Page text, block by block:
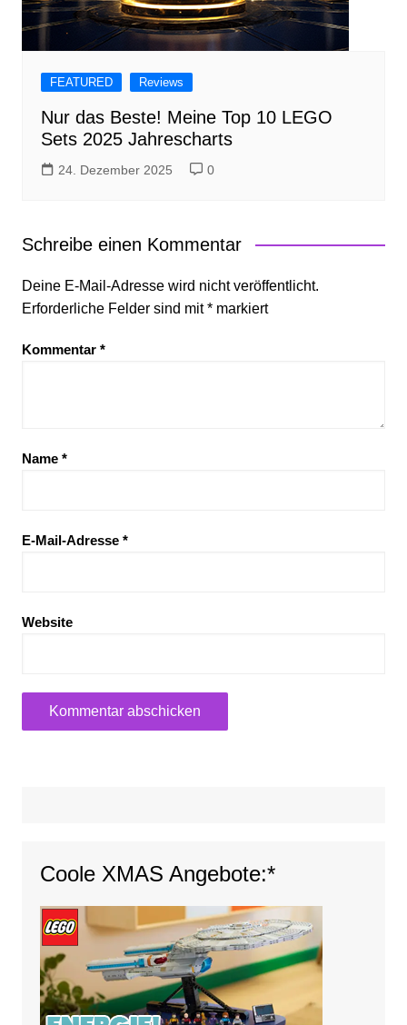
FEATURED Reviews
Nur das Beste! Meine Top 10 LEGO
Sets 2025 Jahrescharts
24. Dezember 2025 0
Schreibe einen Kommentar
Deine E-Mail-Adresse wird nicht veröffentlicht.
Erforderliche Felder sind mit*markiert
Kommentar *
Name *
E-Mail-Adresse *
Website
Coole XMAS Angebote:*